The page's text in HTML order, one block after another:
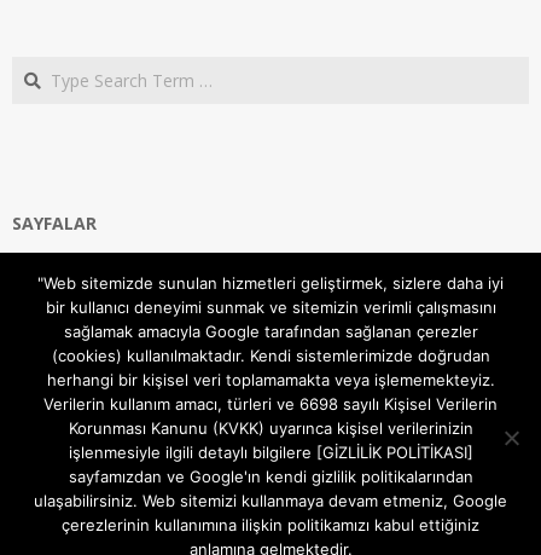
Search
SAYFALAR
Gizlilik ve Çerezler (Cookies) Politikası
Hakkımızda
İletişim Kanalları
MODEM KURULUM
TEKNİK DESTEK
TELEVİZYON SİSTEMLERİ
"Web sitemizde sunulan hizmetleri geliştirmek, sizlere daha iyi
bir kullanıcı deneyimi sunmak ve sitemizin verimli çalışmasını
sağlamak amacıyla Google tarafından sağlanan çerezler
(cookies) kullanılmaktadır. Kendi sistemlerimizde doğrudan
herhangi bir kişisel veri toplamamakta veya işlememekteyiz.
Verilerin kullanım amacı, türleri ve 6698 sayılı Kişisel Verilerin
Korunması Kanunu (KVKK) uyarınca kişisel verilerinizin
işlenmesiyle ilgili detaylı bilgilere [GİZLİLİK POLİTİKASI]
sayfamızdan ve Google'ın kendi gizlilik politikalarından
ulaşabilirsiniz. Web sitemizi kullanmaya devam etmeniz, Google
çerezlerinin kullanımına ilişkin politikamızı kabul ettiğiniz
anlamına gelmektedir.